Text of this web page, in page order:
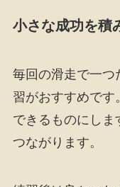
小さな成功を積
毎回の滑走で一つ
習がおすすめで
できるものにしま
つながります。